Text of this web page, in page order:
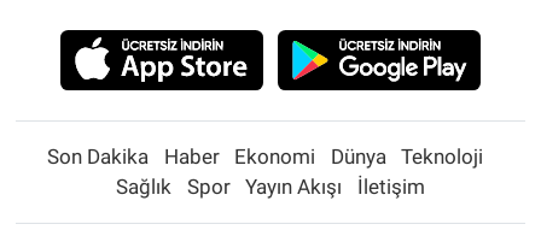
Son Dakika Haber Ekonomi Dünya
Teknoloji
Sağlık
Spor Yayın Akışı İletişim